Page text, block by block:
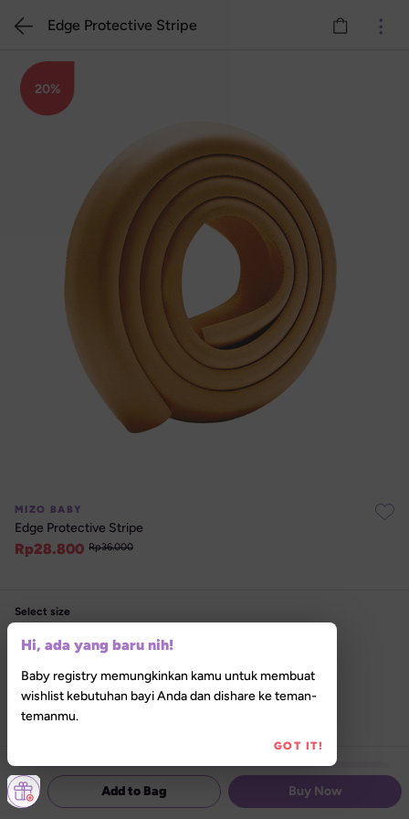
20%
MIZO BABY
Edge Protective Stripe
Rp28.800 Rp36.000
Select size
One Size
Select variant
Brown Cyan Wood Brown
Hanya tersedia secara online
Produk belum tersedia di Lilla Store
Edge Protective Stripe
Add to Bag Buy Now
Hi, ada yang baru nih!
Baby registry memungkinkan kamu untuk membuat
wishlist kebutuhan bayi Anda dan dishare ke teman-
temanmu.
GOT IT!